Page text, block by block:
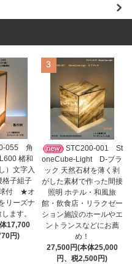
055 角
楮和
）文字入
格子組子
付 ★オ
リーズナ
ます。
17,700
円)
3
STC200-001 St
oneCube-Light D-ブラ
ック 天然石材を薄く剥
がした素材で作った間接
照明 ホテル・和風旅
館・飲食店・リラクゼー
ション施設のホールやエ
ントランスなどにお薦
め！
27,500円(本体25,000
円、税2,500円)